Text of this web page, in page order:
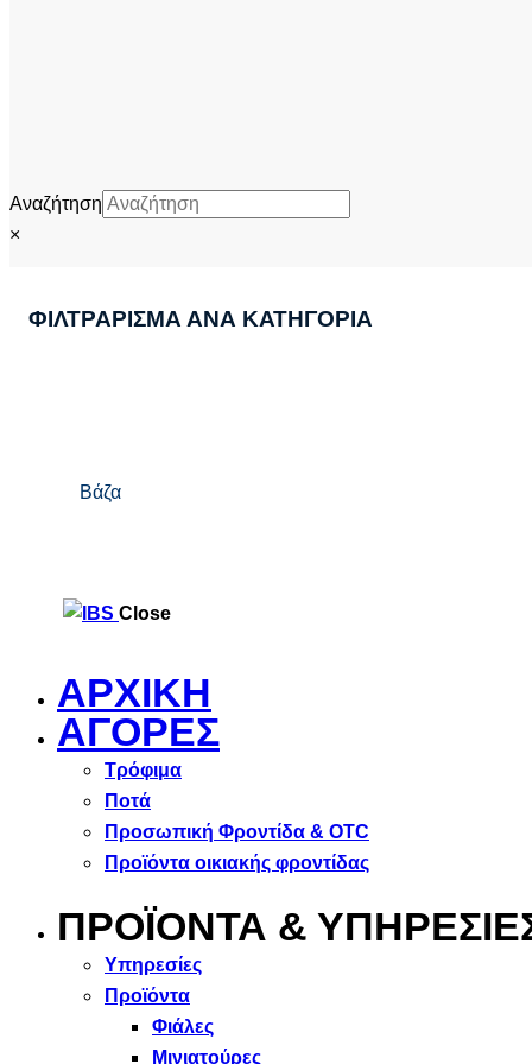
Αναζήτηση
×
ΦΙΛΤΡΑΡΙΣΜΑ ΑΝΑ ΚΑΤΗΓΟΡΙΑ
Βάζα
Close
ΑΡΧΙΚΗ
ΑΓΟΡΕΣ
Τρόφιμα
Ποτά
Προσωπική Φροντίδα & OTC
Προϊόντα οικιακής φροντίδας
ΠΡΟΪΟΝΤΑ &
Υπηρεσίες
Προϊόντα
Φιάλες
Μινιατούρες